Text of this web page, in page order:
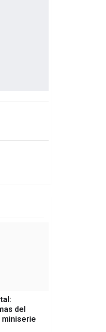
del
miniserie